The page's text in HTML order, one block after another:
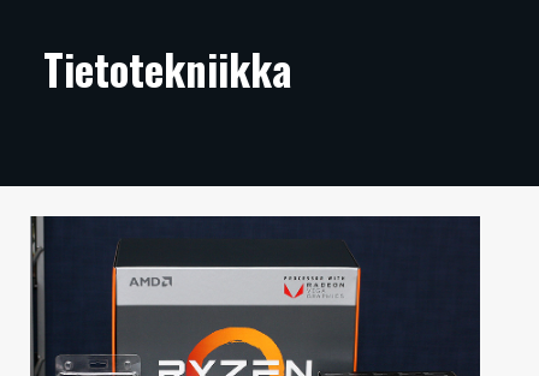
ARTIKKELIT
TECHBBS
TIETOA
HINTA.FI
Tietotekniikka